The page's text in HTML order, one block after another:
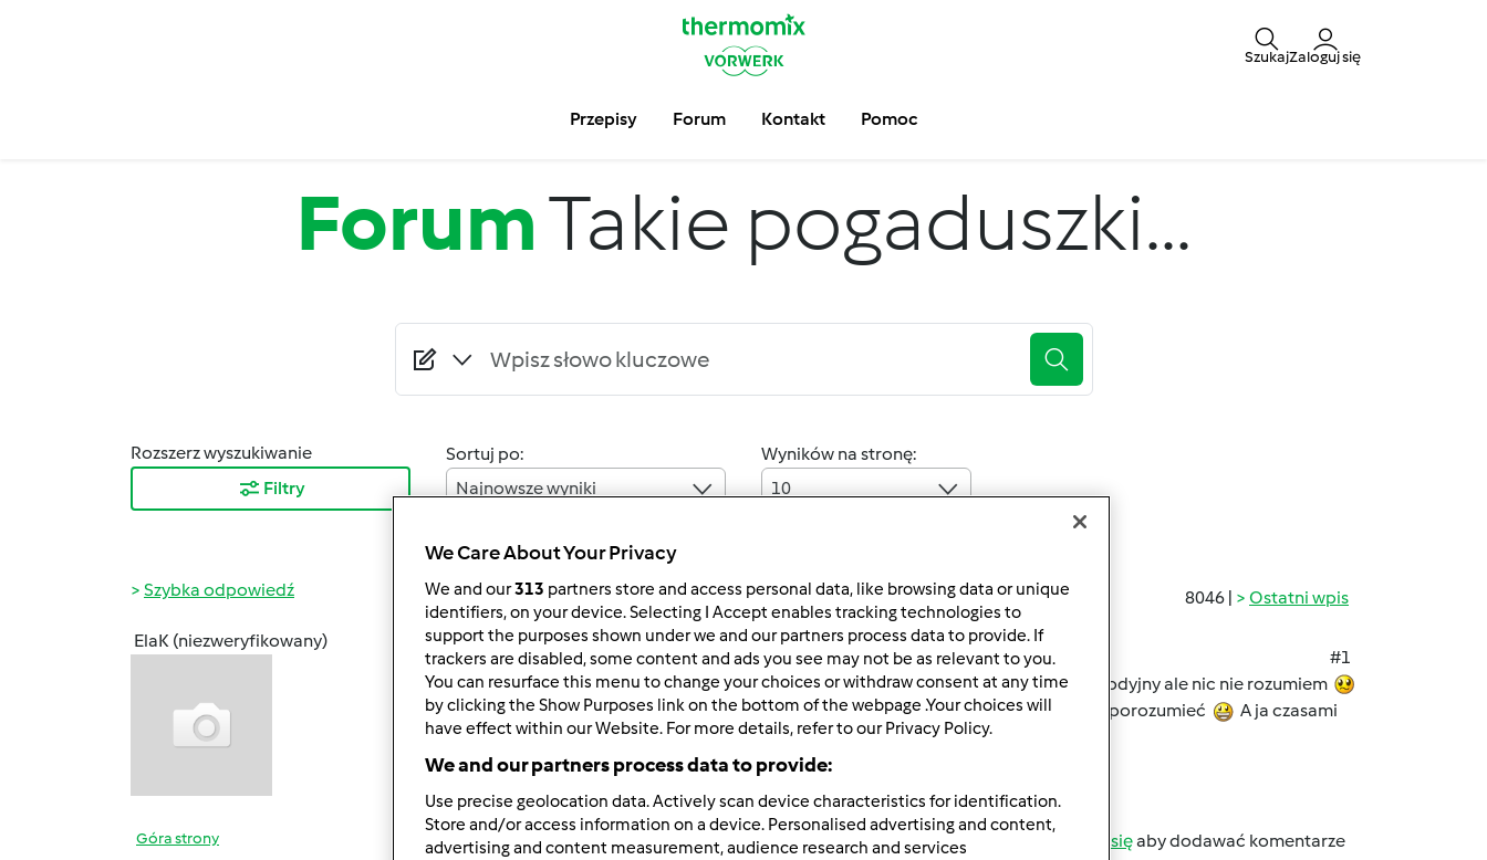
SzukajZaloguj się
Przepisy Forum Kontakt Pomoc
ForumTakie pogaduszki...
Rozszerz wyszukiwanie
Filtry
Sortuj po:
Najnowsze wyniki
Wyników na stronę:
10
8046 | Ostatni wpis
Szybka odpowiedź
ElaK (niezweryfikowany)
czw., 03/28/2013 - 00:19
#1
Vercia, nie rozśmieszaj mnie
włoski nie jest trudny? Lubię go słuchać, bo taki melodyjny ale nic nie rozumiem
Ty masz męża "Makarona" (jak sama piszesz), to musiałaś się nauczyć, żeby się z nim porozumieć
A ja czasami
ze swoim po polsku nie umiem się dogadać
Góra strony Zaloguj zarejestruj sięaby dodawać komentarze
We Care About Your Privacy
We and our313 partners store and access personal data, like browsing data or unique
identifiers, on your device. Selecting I Accept enables tracking technologies to
support the purposes shown under we and our partners process data to provide. If
trackers are disabled, some content and ads you see may not be as relevant to you.
You can resurface this menu to change your choices or withdraw consent at any time
by clicking the Show Purposes link on the bottom of the webpage .Your choices will
have effect within our Website. For more details, refer to our Privacy Policy.
We and our partners process data to provide:
Use precise geolocation data. Actively scan device characteristics for identification.
Store and/or access information on a device. Personalised advertising and content,
advertising and content measurement, audience research and services